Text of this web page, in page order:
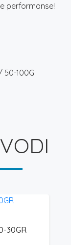
performanse!
50-100G
30GR